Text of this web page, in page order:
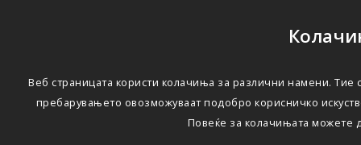
Веб страницата користи колачиња за различни намени.
пребарувањето овозможуваат подобро корисничко
Повеќе за колачињата можете